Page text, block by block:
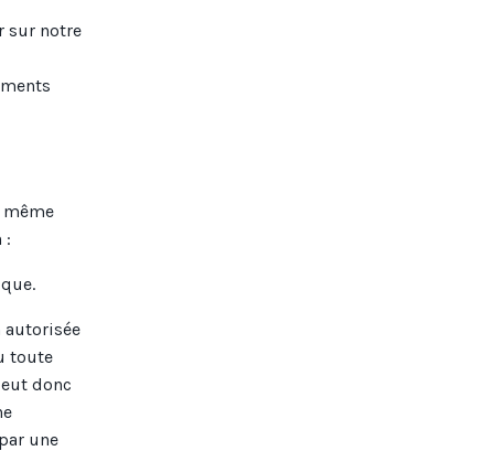
sur notre
:
toute
donc
une